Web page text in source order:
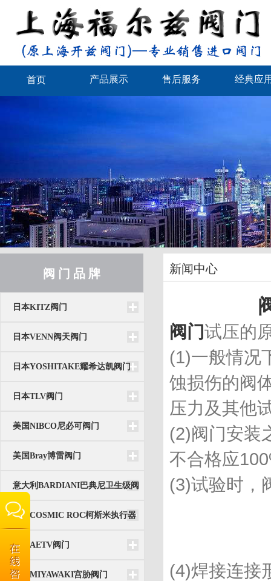
首页 产品展示 售后服务 经典应
阀 门 品 牌
日本KITZ阀门
日本VENN阀天阀门
日本YOSHITAKE耀希达凯阀门
日本TLV阀门
美国NIBCO尼必可阀门
美国Bray博雷阀门
意大利BARDIANI巴典尼卫生级阀
门
韩国COSMIC ROC柯斯米执行器
台湾AETV阀门
日本MIYAWAKI宫胁阀门
新闻中心
阀门试压的
(1)一般情况
蚀损伤的阀
压力及其他
(2)阀门安装
不合格应
(3)试验时，
(4)焊接连接